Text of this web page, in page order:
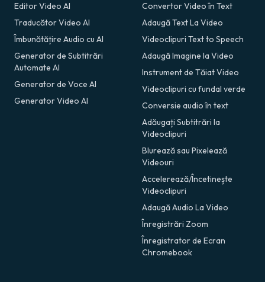
Editor Video AI
Traducător Video AI
Îmbunătățire Audio cu AI
Generator de Subtitrări
Automate AI
Generator de Voce AI
Generator Video AI
Convertor Video în Text
Adaugă Text La Video
Videoclipuri Text to Speech
Adaugă Imagine la Video
Instrument de Tăiat Video
Videoclipuri cu fundal verde
Conversie audio în text
Adăugați Subtitrări la
Videoclipuri
Blurează sau Pixelează
Videouri
Accelerează/Încetinește
Videoclipuri
Adaugă Audio La Video
Înregistrări Zoom
Înregistrator de Ecran
Chromebook